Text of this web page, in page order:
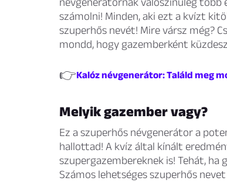
számolni! Minden, aki ezt a kvízt
szuperhős nevét! Mire vársz még?
mondd, hogy gazemberként
👉 Kalóz névgenerátor: Találd meg
Melyik gazember vagy?
Ez a szuperhős névgenerátor a
hallottad! A kvíz által kínált
szupergazembereknek is! Tehát, ha
Számos lehetséges szuperhős